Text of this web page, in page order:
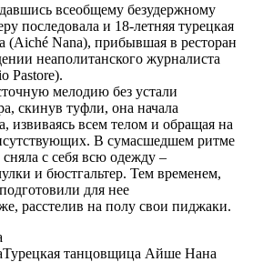
всеобщему безудержному
последовала и 18-летняя турецкая
Nana), прибывшая в ресторан
неаполитанского журналиста
Pastore).
мелодию без устали
скинув туфли, она начала
извиваясь всем телом и обращая на
В сумасшедшем ритме
с себя всю одежду –
и бюстгальтер. Тем временем,
для нее
расстелив на полу свои пиджаки.
Турецкая танцовщица Айше Нана